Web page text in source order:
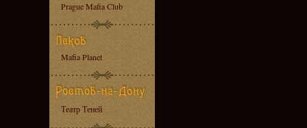
Prague Mafia Club
Mafia Planet
Театр Теней